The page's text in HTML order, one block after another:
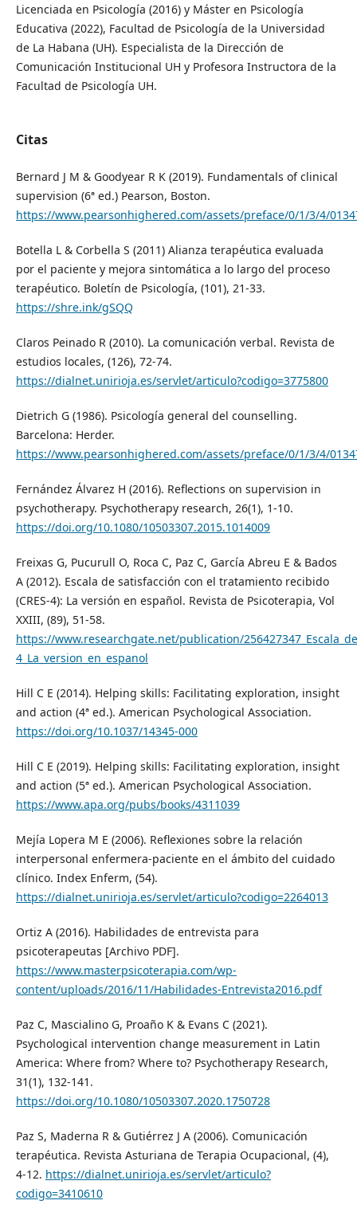
Licenciada en Psicología (2016) y Máster en Psicología
Educativa (2022), Facultad de Psicología de la Universidad
de La Habana (UH). Especialista de la Dirección de
Comunicación Institucional UH y Profesora Instructora de la
Facultad de Psicología UH.
Citas
Bernard J M & Goodyear R K (2019). Fundamentals of clinical
supervision (6ª ed.) Pearson, Boston.
https://www.pearsonhighered.com/assets/preface/0/1/3/4/
Botella L & Corbella S (2011) Alianza terapéutica evaluada
por el paciente y mejora sintomática a lo largo del proceso
terapéutico. Boletín de Psicología, (101), 21-33.
https://shre.ink/gSQQ
Claros Peinado R (2010). La comunicación verbal. Revista de
estudios locales, (126), 72-74.
https://dialnet.unirioja.es/servlet/articulo?codigo=3775800
Dietrich G (1986). Psicología general del counselling.
Barcelona: Herder.
https://www.pearsonhighered.com/assets/preface/0/1/3/4/
Fernández Álvarez H (2016). Reflections on supervision in
psychotherapy. Psychotherapy research, 26(1), 1-10.
https://doi.org/10.1080/10503307.2015.1014009
Freixas G, Pucurull O, Roca C, Paz C, García Abreu E & Bados
A (2012). Escala de satisfacción con el tratamiento recibido
(CRES-4): La versión en español. Revista de Psicoterapia, Vol
XXIII, (89), 51-58.
https://www.researchgate.net/publication/
4_La_version_en_espanol
Hill C E (2014). Helping skills: Facilitating exploration, insight
and action (4ª ed.). American Psychological Association.
https://doi.org/10.1037/14345-000
Hill C E (2019). Helping skills: Facilitating exploration, insight
and action (5ª ed.). American Psychological Association.
https://www.apa.org/pubs/books/4311039
Mejía Lopera M E (2006). Reflexiones sobre la relación
interpersonal enfermera-paciente en el ámbito del cuidado
clínico. Index Enferm, (54).
https://dialnet.unirioja.es/servlet/articulo?codigo=2264013
Ortiz A (2016). Habilidades de entrevista para
psicoterapeutas [Archivo PDF].
https://www.masterpsicoterapia.com/wp-
content/uploads/2016/11/Habilidades-Entrevista2016.pdf
Paz C, Mascialino G, Proaño K & Evans C (2021).
Psychological intervention change measurement in Latin
America: Where from? Where to? Psychotherapy Research,
31(1), 132-141.
https://doi.org/10.1080/10503307.2020.1750728
Paz S, Maderna R & Gutiérrez J A (2006). Comunicación
terapéutica. Revista Asturiana de Terapia Ocupacional, (4),
4-12. https://dialnet.unirioja.es/servlet/articulo?
codigo=3410610